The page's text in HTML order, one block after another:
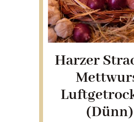
Harzer
(dünn)